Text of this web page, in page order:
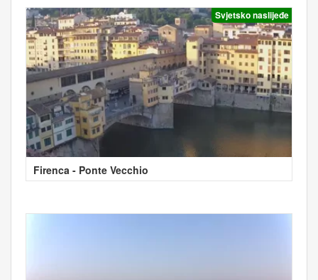
Svjetsko naslijeđe
Firenca - Ponte Vecchio